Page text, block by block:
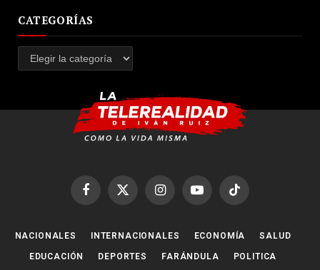
CATEGORÍAS
Categorías
FacebookX
InstagramYouTubeTikTok
NACIONALES INTERNACIONALES ECONOMÍA SALUD
EDUCACIÓN DEPORTES FARÁNDULA POLITICA